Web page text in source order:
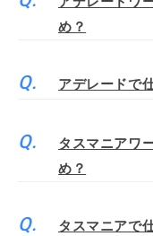
め？
アデレードで
タスマニアワ
め？
タスマニアで